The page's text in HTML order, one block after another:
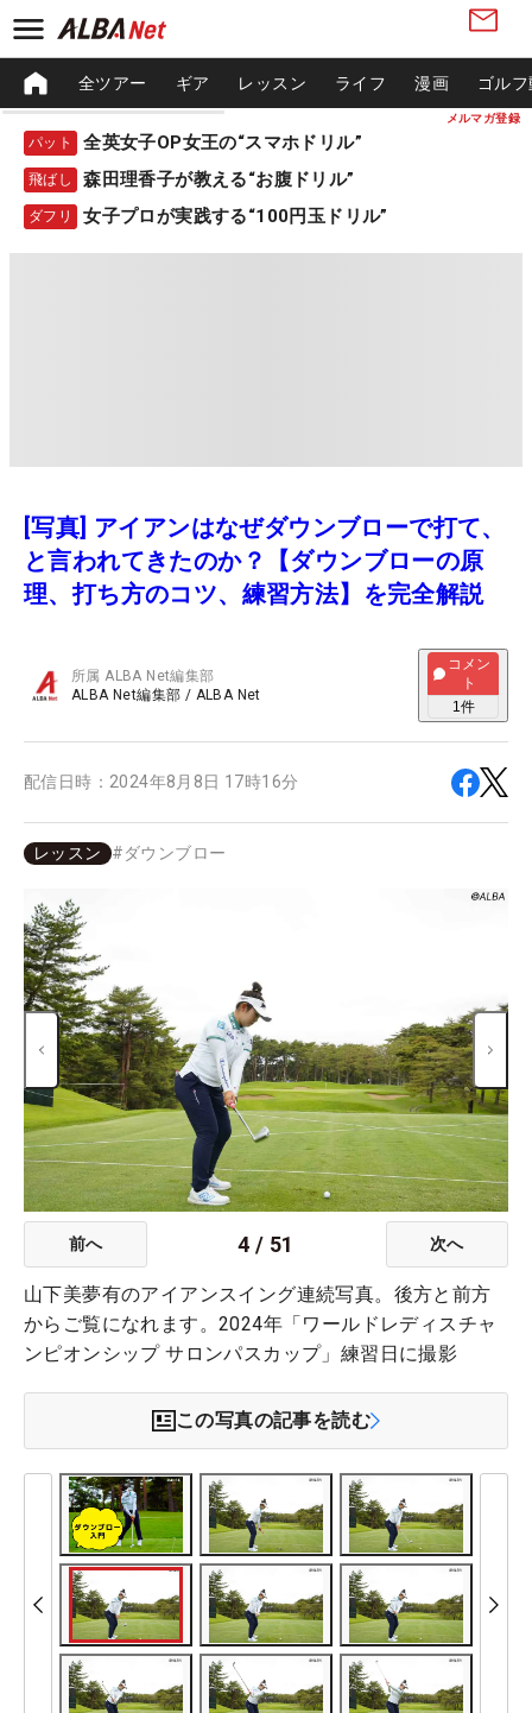
メルマガ登録
全ツアー ギア レッスン ライフ 漫画 ゴル
パット 全英女子OP女王の“スマホドリル”
飛ばし 森田理香子が教える“お腹ドリル”
ダフリ 女子プロが実践する“100円玉ドリル”
[写真] アイアンはなぜダウンブローで打て、
と言われてきたのか？【ダウンブローの原
理、打ち方のコツ、練習方法】を完全解説
所属ALBA Net編集部
ALBA Net編集部 / ALBA Net
コメン
ト
1件
配信日時： 2024年8月8日 17時16分
レッスン #ダウンブロー
前へ 4 / 51 次へ
山下美夢有のアイアンスイング連続写真。後方と前方
からご覧になれます。2024年「ワールドレディスチャ
ンピオンシップ サロンパスカップ」練習日に撮影
この写真の記事を読む